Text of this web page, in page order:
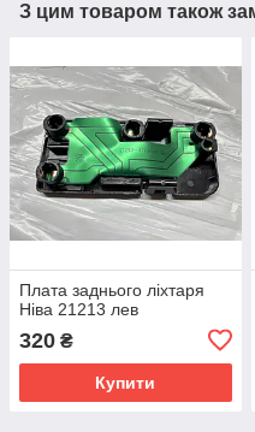
З цим товаром також
Плата заднього ліхтаря
Ніва 21213 лев
320 ₴
Купити